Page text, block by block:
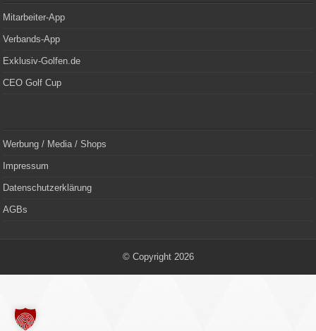
Mitarbeiter-App
Verbands-App
Exklusiv-Golfen.de
CEO Golf Cup
Werbung / Media / Shops
Impressum
Datenschutzerklärung
AGBs
© Copyright 2026